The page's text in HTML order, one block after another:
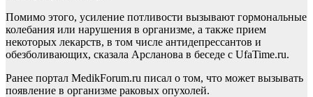
Помимо этого, усиление потливости вызывают гормональные
колебания или нарушения в организме, а также прием
некоторых лекарств, в том числе антидепрессантов и
обезболивающих, сказала Арсланова в беседе с UfaTime.ru.
Ранее портал MedikForum.ru писал о том, что может вызывать
появление в организме раковых опухолей.